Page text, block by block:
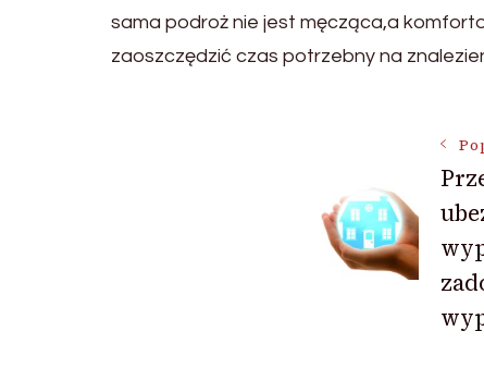
sama podroż nie jest męcząca,a
zaoszczędzić czas potrzebny na
wpisu